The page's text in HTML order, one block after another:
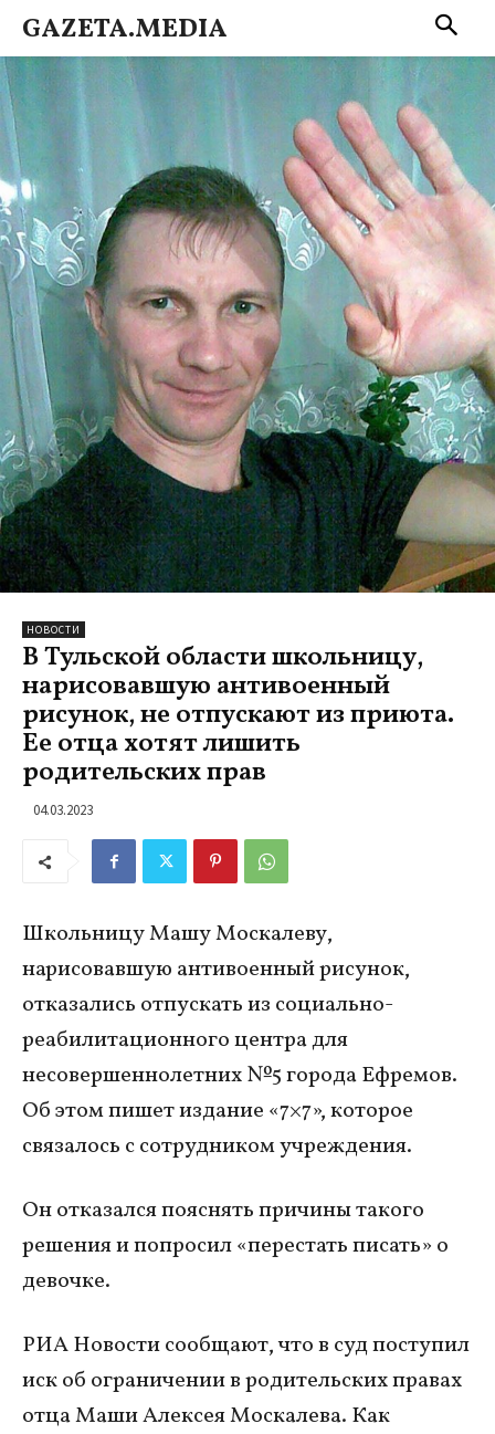
GAZETA.MEDIA
НОВОСТИ
В Тульской области школьницу,
нарисовавшую антивоенный
рисунок, не отпускают из приюта.
Ее отца хотят лишить
родительских прав
04.03.2023
Школьницу Машу Москалеву,
нарисовавшую антивоенный рисунок,
отказались отпускать из социально-
реабилитационного центра для
несовершеннолетних №5 города Ефремов.
Об этом пишет издание «7×7», которое
связалось с сотрудником учреждения.
Он отказался пояснять причины такого
решения и попросил «перестать писать» о
девочке.
РИА Новости сообщают, что в суд поступил
иск об ограничении в родительских правах
отца Маши Алексея Москалева. Как